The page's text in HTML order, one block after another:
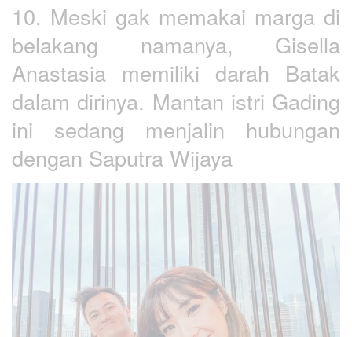
10. Meski gak memakai marga di
belakang namanya, Gisella
Anastasia memiliki darah Batak
dalam dirinya. Mantan istri Gading
ini sedang menjalin hubungan
dengan Saputra Wijaya